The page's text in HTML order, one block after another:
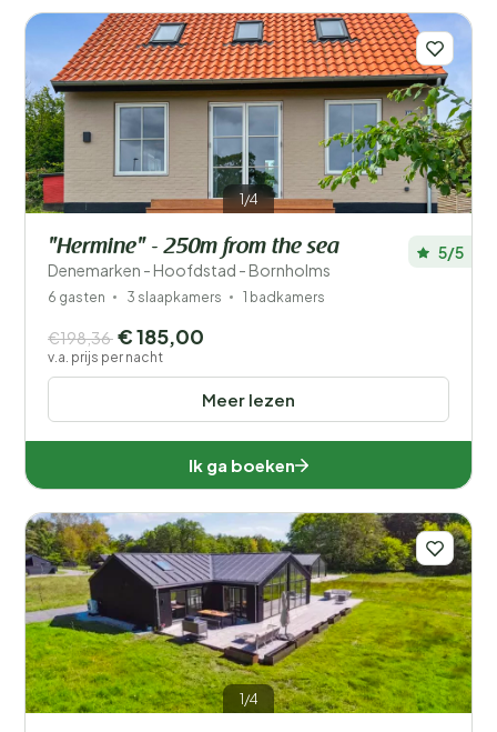
1/4
"Hermine" - 250m from the sea
Denemarken - Hoofdstad - Bornholms
5/5
6 gasten 3 slaapkamers 1 badkamers
Meer lezen
€198,36 € 185,00
v.a. prijs per nacht
Ik ga boeken
1/4